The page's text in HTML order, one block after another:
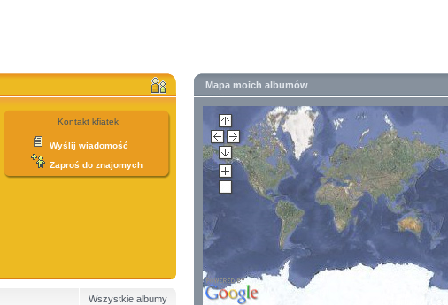
Kontakt kfiatek
Wyślij wiadomość
Zaproś do znajomych
Wszystkie albumy
Mapa moich albumów